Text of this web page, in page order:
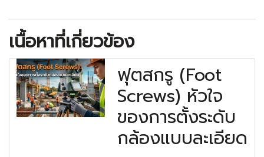
เนื้อหาที่เกี่ยวข้อง
ฟุตสกรู (Foot
Screws) หัวใจ
ของการตั้งระดับ
กล้องแบบละเอียด